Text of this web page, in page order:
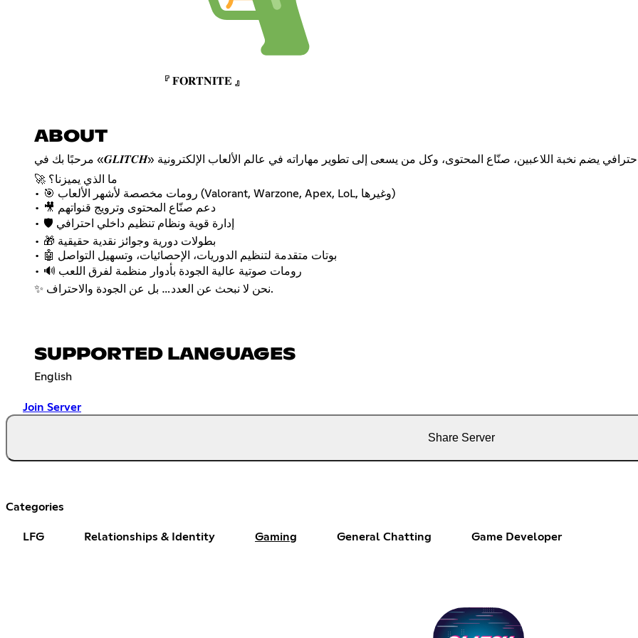
『 𝐅𝐎𝐑𝐓𝐍𝐈𝐓𝐄 』
ABOUT
🚀 ما الذي يميزنا؟
• 🎯 رومات مخصصة لأشهر الألعاب (Valorant, Warzone, Apex, LoL, وغيرها)
• 🎥 دعم صنّاع المحتوى وترويج قنواتهم
• 🛡️ إدارة قوية ونظام تنظيم داخلي احترافي
• 🎁 بطولات دورية وجوائز نقدية حقيقية
• 🤖 بوتات متقدمة لتنظيم الدوريات، الإحصائيات، وتسهيل التواصل
• 🔊 رومات صوتية عالية الجودة بأدوار منظمة لفرق اللعب
✨ نحن لا نبحث عن العدد… بل عن الجودة والاحتراف.
SUPPORTED LANGUAGES
English
Join Server
Share Server
Categories
LFG Relationships & Identity Gaming General Chatting Game Developer